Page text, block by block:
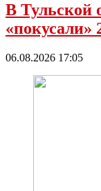
В Тульской
«покусали»
06.08.2026 17:05